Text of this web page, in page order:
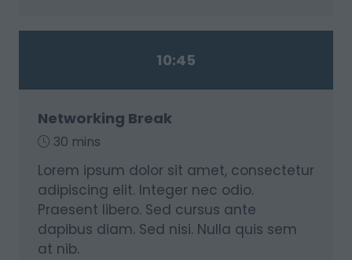
10:45
Networking Break
30 mins
Lorem ipsum dolor sit amet, consectetur
adipiscing elit. Integer nec odio.
Praesent libero. Sed cursus ante
dapibus diam. Sed nisi. Nulla quis sem
at nib.